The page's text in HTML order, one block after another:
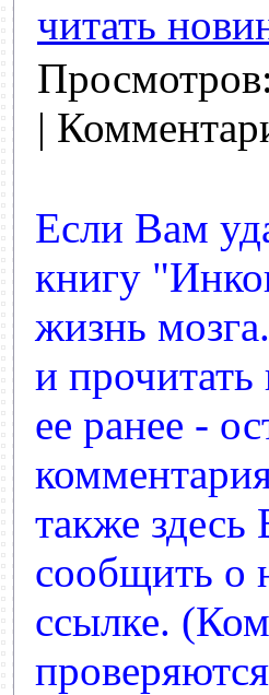
читать
|
Если Вам
книгу
жизнь
и
ее ранее -
также
сообщить о
ссылке.